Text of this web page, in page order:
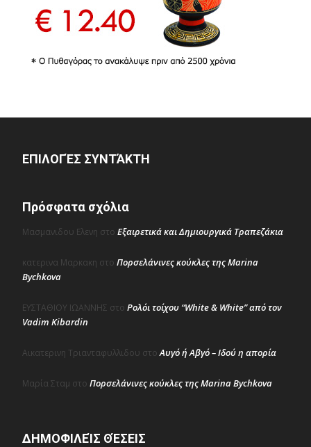
ΕΠΙΛΟΓΈΣ ΣΥΝΤΆΚΤΗ
Πρόσφατα σχόλια
Μασμανιδου Ελενη στο Εξαιρετικά και Δημιουργικά Τραπεζάκια
κατερινα Μαρκακη στο Πορσελάνινες κούκλες της Marina
Bychkova
ΕΥΣΤΑΘΙΟΥ ΙΩΑΝΝΗΣ στο Ρολόι τοίχου “White & White” από τον
Vadim Kibardin
Αικατερινη Τριανταφυλλιδου στοΑυγό ή Αβγό – Ιδού η απορία
Μαρία Σταμ στο Πορσελάνινες κούκλες της Marina Bychkova
ΔΗΜΟΦΙΛΕΊΣ ΘΈΣΕΙΣ